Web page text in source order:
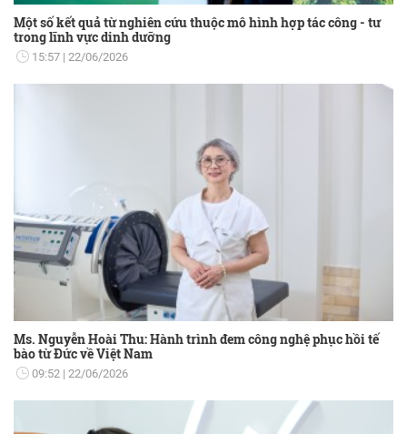
Một số kết quả từ nghiên cứu thuộc mô hình hợp tác công - tư
trong lĩnh vực dinh dưỡng
15:57 22/06/2026
Ms. Nguyễn Hoài Thu: Hành trình đem công nghệ phục hồi tế
bào từ Đức về Việt Nam
09:52 22/06/2026